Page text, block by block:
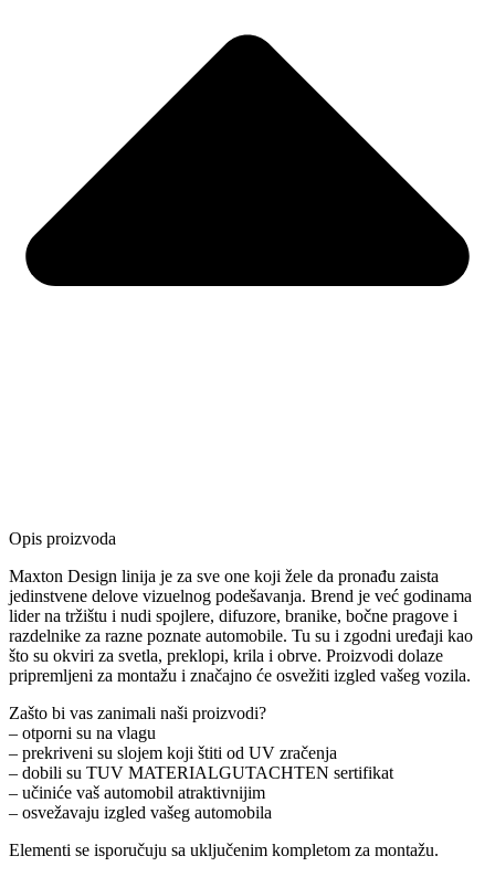
Opis proizvoda
Maxton Design linija je za sve one koji žele da pronađu zaista
jedinstvene delove vizuelnog podešavanja. Brend je već godinama
lider na tržištu i nudi spojlere, difuzore, branike, bočne pragove i
razdelnike za razne poznate automobile. Tu su i zgodni uređaji kao
što su okviri za svetla, preklopi, krila i obrve. Proizvodi dolaze
pripremljeni za montažu i značajno će osvežiti izgled vašeg vozila.
Zašto bi vas zanimali naši proizvodi?
– otporni su na vlagu
– prekriveni su slojem koji štiti od UV zračenja
– dobili su TUV MATERIALGUTACHTEN sertifikat
– učiniće vaš automobil atraktivnijim
– osvežavaju izgled vašeg automobila
Elementi se isporučuju sa uključenim kompletom za montažu.